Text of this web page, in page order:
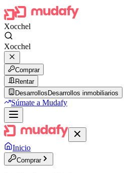
Xocchel
Xocchel
Comprar
Rentar
Desarrollos Desarrollos inmobiliarios
Súmate a Mudafy
Inicio
Comprar